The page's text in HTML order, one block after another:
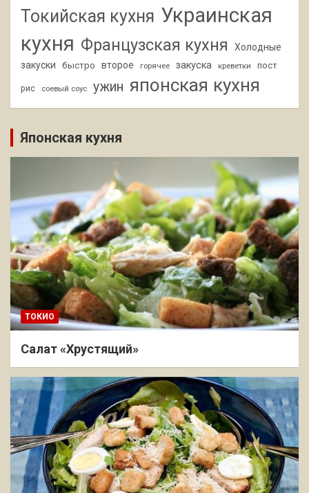
Токийская кухня Украинская
кухня Французская кухня
Холодные
закуски
быстро второе горячее закуска креветки пост
рис соевый соус ужин японская кухня
Японская кухня
ТОКИО
Салат «Хрустящий»